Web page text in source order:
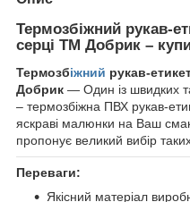
Термозбіжний рукав-
серці ТМ Добрик –
Термозбіжний рукав-
Добрик — Один із швидких
– термозбіжна ПВХ рукав-
яскраві малюнки на Ваш
пропонує великий вибір
Переваги:
Якісний матеріал